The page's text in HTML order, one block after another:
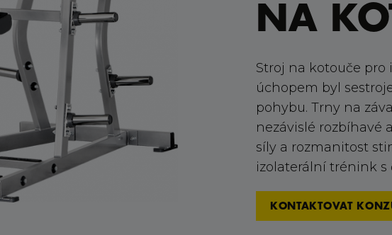
NA
Stroj na kotouče pro
úchopem byl
pohybu. Trny na
nezávislé rozbíhavé
síly a rozmanitost
izolaterální trénink s
KONTAKTOVAT